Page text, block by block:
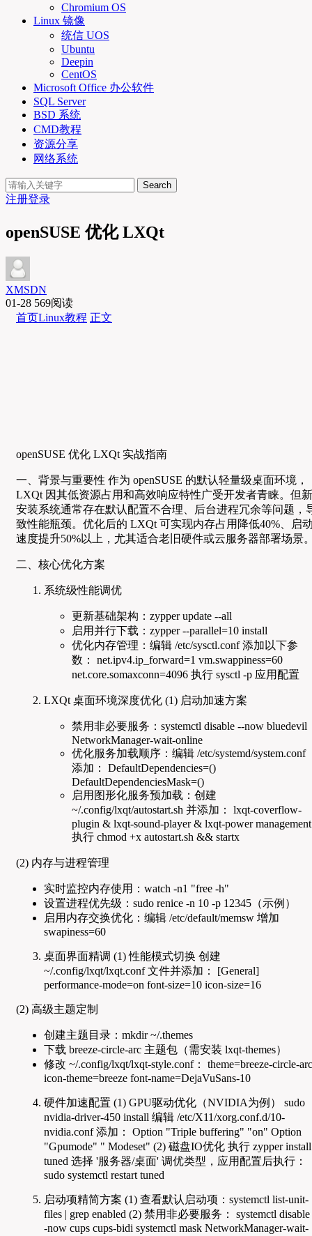
Chromium OS
Linux 镜像
统信 UOS
Ubuntu
Deepin
CentOS
Microsoft Office 办公软件
SQL Server
BSD 系统
CMD教程
资源分享
网络系统
Search
注册登录
openSUSE 优化 LXQt
XMSDN
01-28 569阅读
首页Linux教程 正文
openSUSE 优化 LXQt 实战指南
一、背景与重要性 作为 openSUSE 的默认轻量级桌面环境，
LXQt 因其低资源占用和高效响应特性广受开发者青睐。但新
安装系统通常存在默认配置不合理、后台进程冗余等问题，
致性能瓶颈。优化后的 LXQt 可实现内存占用降低40%、启
速度提升50%以上，尤其适合老旧硬件或云服务器部署场景
二、核心优化方案
系统级性能调优
更新基础架构：zypper update --all
启用并行下载：zypper --parallel=10 install
优化内存管理：编辑 /etc/sysctl.conf 添加以下参
数： net.ipv4.ip_forward=1 vm.swappiness=60
net.core.somaxconn=4096 执行 sysctl -p 应用配置
LXQt 桌面环境深度优化 (1) 启动加速方案
禁用非必要服务：systemctl disable --now bluedevil
NetworkManager-wait-online
优化服务加载顺序：编辑 /etc/systemd/system.conf
添加： DefaultDependencies=()
DefaultDependenciesMask=()
启用图形化服务预加载：创建
~/.config/lxqt/autostart.sh 并添加： lxqt-coverflow-
plugin & lxqt-sound-player & lxqt-power management
执行 chmod +x autostart.sh && startx
(2) 内存与进程管理
实时监控内存使用：watch -n1 "free -h"
设置进程优先级：sudo renice -n 10 -p 12345（示例）
启用内存交换优化：编辑 /etc/default/memsw 增加
swapiness=60
桌面界面精调 (1) 性能模式切换 创建
~/.config/lxqt/lxqt.conf 文件并添加： [General]
performance-mode=on font-size=10 icon-size=16
(2) 高级主题定制
创建主题目录：mkdir ~/.themes
下载 breeze-circle-arc 主题包（需安装 lxqt-themes）
修改 ~/.config/lxqt/lxqt-style.conf： theme=breeze-circle-arc
icon-theme=breeze font-name=DejaVuSans-10
硬件加速配置 (1) GPU驱动优化（NVIDIA为例） sudo
nvidia-driver-450 install 编辑 /etc/X11/xorg.conf.d/10-
nvidia.conf 添加： Option "Triple buffering" "on" Option
"Gpumode" " Modeset" (2) 磁盘IO优化 执行 zypper install
tuned 选择 '服务器/桌面' 调优类型，应用配置后执行：
sudo systemctl restart tuned
启动项精简方案 (1) 查看默认启动项：systemctl list-unit-
files | grep enabled (2) 禁用非必要服务： systemctl disable
-now cups cups-bidi systemctl mask NetworkManager-wait-